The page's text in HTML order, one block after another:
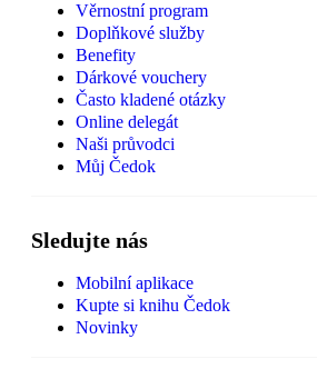
Věrnostní program
Doplňkové služby
Benefity
Dárkové vouchery
Často kladené otázky
Online delegát
Naši průvodci
Můj Čedok
Sledujte nás
Mobilní aplikace
Kupte si knihu Čedok
Novinky